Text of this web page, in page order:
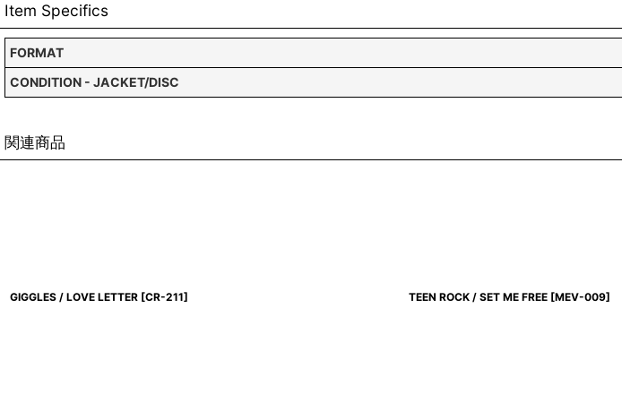
Item Specifics
FORMAT
CONDITION - JACKET/DISC
関連商品
GIGGLES / LOVE LETTER [CR-211] TEEN ROCK / SET ME FREE [MEV-009]